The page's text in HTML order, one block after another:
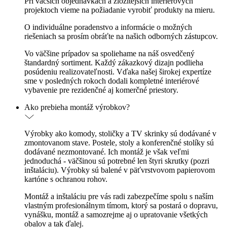
projektoch vieme na požiadanie vyrobiť produkty na mieru.
O individuálne poradenstvo a informácie o možných
riešeniach sa prosím obráťte na našich odborných zástupcov.
Vo väčšine prípadov sa spoliehame na náš osvedčený
štandardný sortiment. Každý zákazkový dizajn podlieha
posúdeniu realizovateľnosti. Vďaka našej širokej expertíze
sme v posledných rokoch dodali kompletné interiérové
vybavenie pre rezidenčné aj komerčné priestory.
Ako prebieha montáž výrobkov?
Výrobky ako komody, stoličky a TV skrinky sú dodávané v
zmontovanom stave. Postele, stoly a konferenčné stolíky sú
dodávané nezmontované. Ich montáž je však veľmi
jednoduchá - väčšinou sú potrebné len štyri skrutky (pozri
inštaláciu). Výrobky sú balené v päťvrstvovom papierovom
kartóne s ochranou rohov.
Montáž a inštaláciu pre vás radi zabezpečíme spolu s naším
vlastným profesionálnym tímom, ktorý sa postará o dopravu,
vynášku, montáž a samozrejme aj o upratovanie všetkých
obalov a tak ďalej.